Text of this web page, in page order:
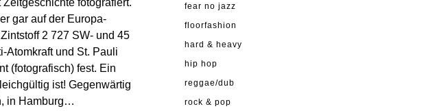
fotografiert.
gar auf der Europa-
2 727 SW- und 45
Atomkraft und St. Pauli
(fotografisch) fest. Ein
ist! Gegenwärtig
in Hamburg…
fear no jazz
floorfashion
hard & heavy
hip hop
reggae/dub
rock & pop